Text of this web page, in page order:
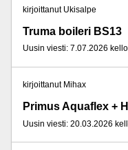
kirjoittanut Ukisalpe
Truma boileri BS13
Uusin viesti: 7.07.2026
kirjoittanut Mihax
Primus Aquaflex +
Uusin viesti: 20.03.2026